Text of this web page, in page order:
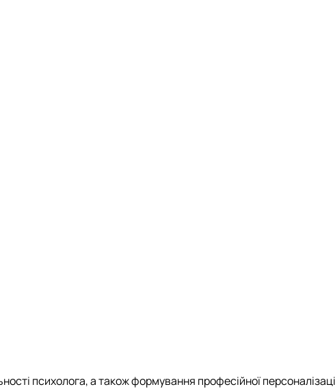
психолога, а також формування професійної